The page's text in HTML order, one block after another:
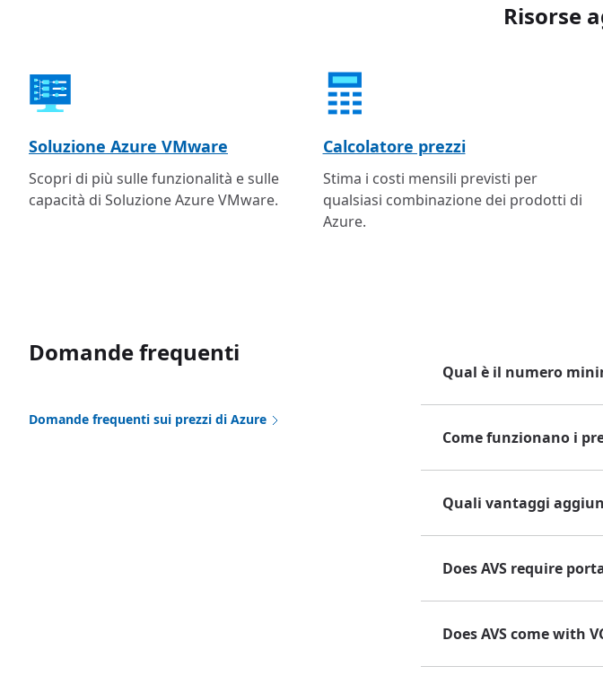
Risorse
Soluzione Azure VMware
Scopri di più sulle funzionalità e sulle
capacità di Soluzione Azure VMware.
Calcolatore prezzi
Stima i costi mensili previsti per
qualsiasi combinazione dei prodotti di
Azure.
Domande frequenti
Domande frequenti sui prezzi di Azure
Qual è il numero
Come funzionano i
Quali vantaggi
Does AVS require
Does AVS come with